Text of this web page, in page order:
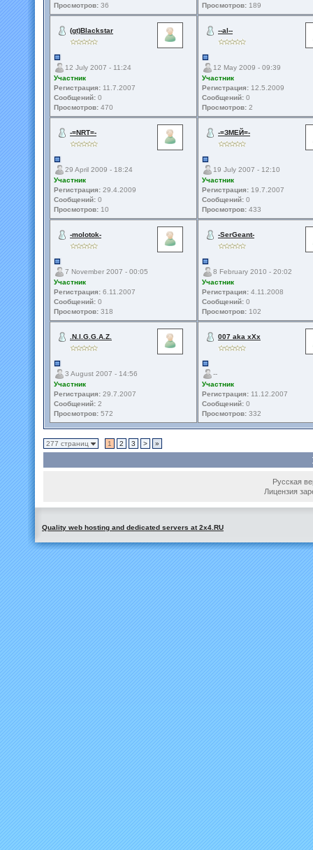
Просмотров: 36
Просмотров: 189
(gt)Blackstar
12 July 2007 - 11:24
Участник
Регистрация: 11.7.2007
Сообщений: 0
Просмотров: 470
--al--
12 May 2009 - 09:39
Участник
Регистрация: 12.5.2009
Сообщений: 0
Просмотров: 2
-=NRT=-
29 April 2009 - 18:24
Участник
Регистрация: 29.4.2009
Сообщений: 0
Просмотров: 10
-=ЗМЕЙ=-
19 July 2007 - 12:10
Участник
Регистрация: 19.7.2007
Сообщений: 0
Просмотров: 433
-molotok-
7 November 2007 - 00:05
Участник
Регистрация: 6.11.2007
Сообщений: 0
Просмотров: 318
-SerGeant-
8 February 2010 - 20:02
Участник
Регистрация: 4.11.2008
Сообщений: 0
Просмотров: 102
.N.I.G.G.A.Z.
3 August 2007 - 14:56
Участник
Регистрация: 29.7.2007
Сообщений: 2
Просмотров: 572
007 aka xXx
--
Участник
Регистрация: 11.12.2007
Сообщений: 0
Просмотров: 332
277 страниц 1 2 3 > »
Русская
Лицензия
Quality web hosting and dedicated servers at 2x4.RU